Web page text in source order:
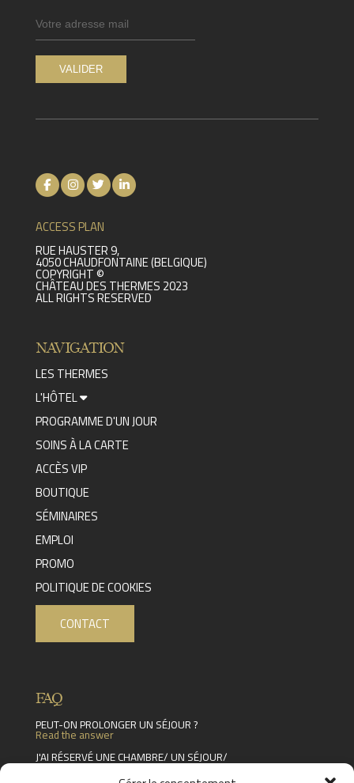
ACCESS PLAN
RUE HAUSTER 9,
4050 CHAUDFONTAINE (BELGIQUE)
COPYRIGHT ©
CHÂTEAU DES THERMES 2023
ALL RIGHTS RESERVED
NAVIGATION
LES THERMES
L'HÔTEL
PROGRAMME D'UN JOUR
SOINS À LA CARTE
ACCÈS VIP
BOUTIQUE
SÉMINAIRES
EMPLOI
PROMO
POLITIQUE DE COOKIES
CONTACT
FAQ
PEUT-ON PROLONGER UN SÉJOUR ?
Read the answer
J'AI RÉSERVÉ UNE CHAMBRE/ UN SÉJOUR/